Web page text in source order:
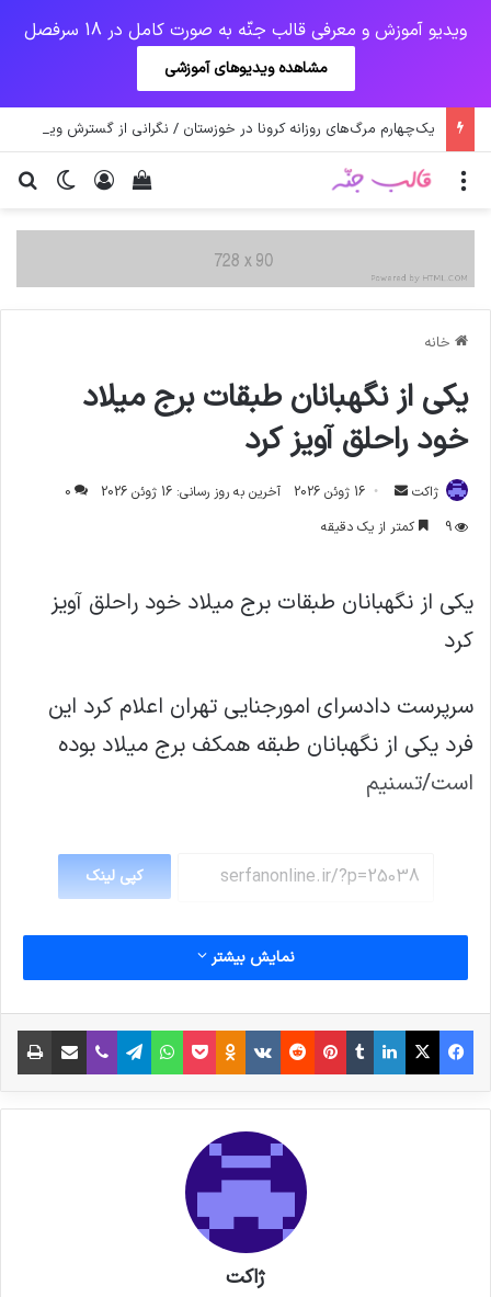
ویدیو آموزش و معرفی قالب جنّه به صورت کامل در 18 سرفصل
مشاهده ویدیوهای آموزشی
یک‌چهارم مرگ‌های روزانه کرونا در خوزستان / نگرانی از گسترش ویروس انگلیسی در تهران
تغییر ورود
دیدن سبد خرید منو
خانه
یکی از نگهبانان طبقات برج میلاد
خود راحلق آویز کرد
ژاکت
ارسال
ایمیل
16 ژوئن 2026 آخرین به روز رسانی: 16 ژوئن 2026
0
9
کمتر از یک دقیقه
یکی از نگهبانان طبقات برج میلاد خود راحلق آویز
کرد
سرپرست دادسرای امورجنایی تهران اعلام کرد این
فرد یکی از نگهبانان طبقه همکف برج میلاد بوده
است/تسنیم
کپی لینک
نمایش بیشتر
فیس بوک X لینکدین
‫تامبلر‫پین‌ترست
‫رددیت‫VKontakte
‫Odnoklassniki
پاکتواتس آپ تلگراموایبر اشتراک گذاری از طریق ایمیل
ژاکت